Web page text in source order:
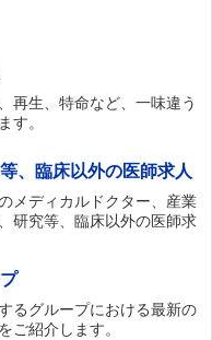
再生、特命など、一味違う
す。
、臨床以外の医師求人
メディカルドクター、産業
研究等、臨床以外の医師求
るグループにおける最新の
ご紹介します。